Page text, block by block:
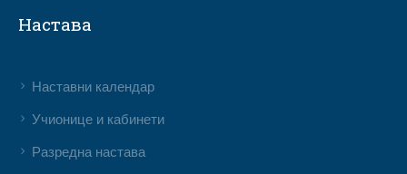
Настава
Наставни календар
Учионице и кабинети
Разредна настава